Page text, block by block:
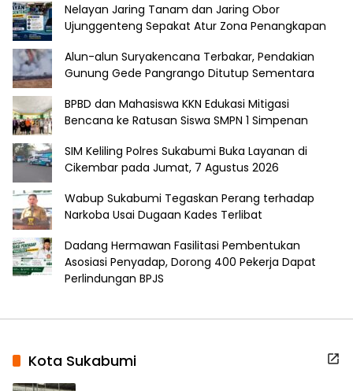
Nelayan Jaring Tanam dan Jaring Obor
Ujunggenteng Sepakat Atur Zona Penangkapan
Alun-alun Suryakencana Terbakar, Pendakian
Gunung Gede Pangrango Ditutup Sementara
BPBD dan Mahasiswa KKN Edukasi Mitigasi
Bencana ke Ratusan Siswa SMPN 1 Simpenan
SIM Keliling Polres Sukabumi Buka Layanan di
Cikembar pada Jumat, 7 Agustus 2026
Wabup Sukabumi Tegaskan Perang terhadap
Narkoba Usai Dugaan Kades Terlibat
Dadang Hermawan Fasilitasi Pembentukan
Asosiasi Penyadap, Dorong 400 Pekerja Dapat
Perlindungan BPJS
Kota Sukabumi